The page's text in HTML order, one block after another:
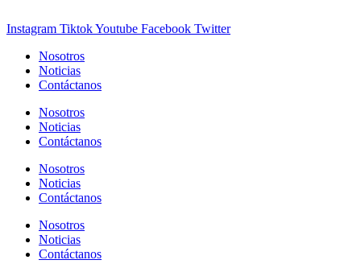
Instagram TiktokYoutube Facebook Twitter
Nosotros
Noticias
Contáctanos
Nosotros
Noticias
Contáctanos
Nosotros
Noticias
Contáctanos
Nosotros
Noticias
Contáctanos